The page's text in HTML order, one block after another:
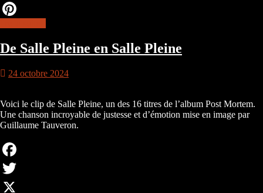
Snapchat
Pinterest
De Salle Pleine en Salle Pleine
24 octobre 2024
Voici le clip de Salle Pleine, un des 16 titres de l’album Post Mortem.
Une chanson incroyable de justesse et d’émotion mise en image par
Guillaume Tauveron.
Facebook
Twitter